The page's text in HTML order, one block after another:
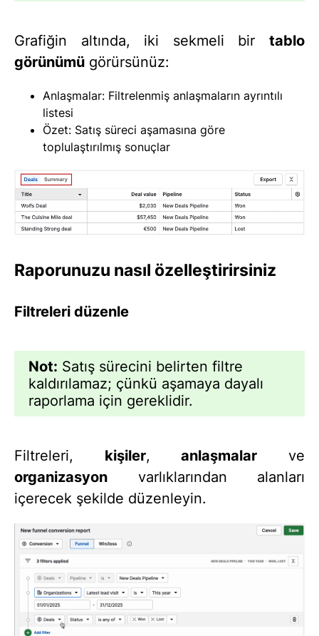
Grafiğin altında, iki sekmeli bir tablo
görünümü görürsünüz:
Anlaşmalar: Filtrelenmiş anlaşmaların ayrıntılı
listesi
Özet: Satış süreci aşamasına göre
toplulaştırılmış sonuçlar
Raporunuzu nasıl özelleştirirsiniz
Filtreleri düzenle
Not: Satış sürecini belirten filtre
kaldırılamaz; çünkü aşamaya dayalı
raporlama için gereklidir.
Filtreleri, kişiler,anlaşmalar ve
organizasyon varlıklarından alanları
içerecek şekilde düzenleyin.